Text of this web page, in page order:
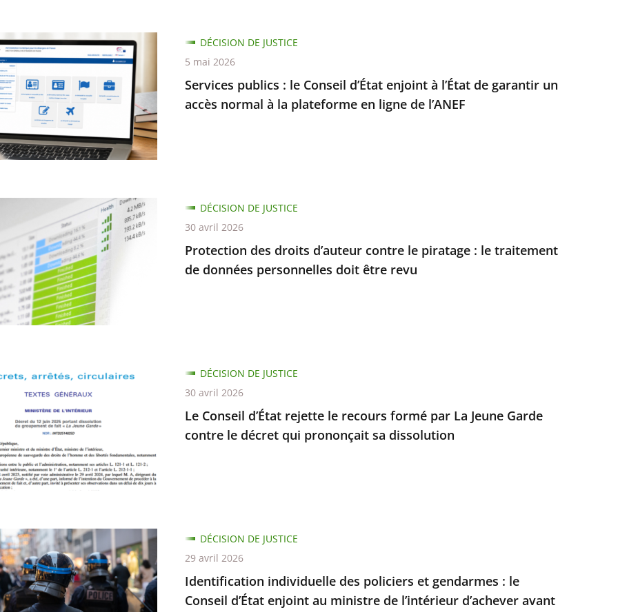
Services publics : le Conseil d’État enjoint à l’État de garantir un
accès normal à la plateforme en ligne de l’ANEF
DÉCISION DE JUSTICE
5 mai 2026
Protection des droits d’auteur contre le piratage : le traitement
de données personnelles doit être revu
DÉCISION DE JUSTICE
30 avril 2026
Le Conseil d’État rejette le recours formé par La Jeune Garde
contre le décret qui prononçait sa dissolution
DÉCISION DE JUSTICE
30 avril 2026
Identification individuelle des policiers et gendarmes : le
Conseil d’État enjoint au ministre de l’intérieur d’achever avant
DÉCISION DE JUSTICE
29 avril 2026